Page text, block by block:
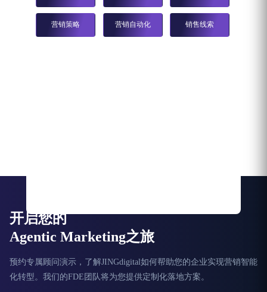
营销策略 营销自动化 销售线索
开启您的
Agentic Marketing之旅
预约专属顾问演示，了解JINGdigital如何帮助您的企业实现营销智能
化转型。我们的FDE团队将为您提供定制化落地方案。